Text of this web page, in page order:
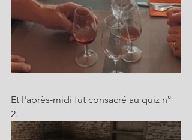
Et l'après-midi fut consacré au quiz n°
2.